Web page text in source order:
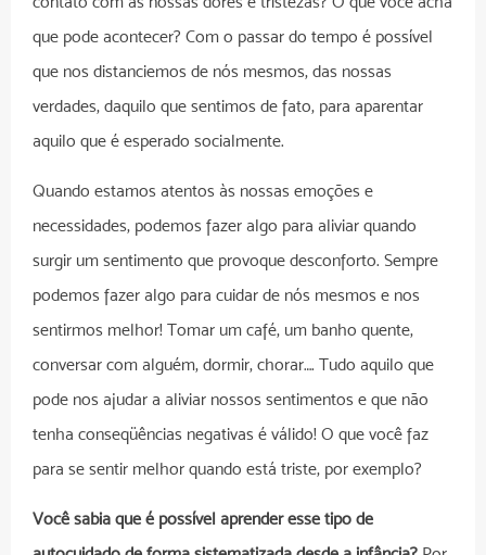
que pode acontecer? Com o passar do tempo é possível
que nos distanciemos de nós mesmos, das nossas
verdades, daquilo que sentimos de fato, para aparentar
aquilo que é esperado socialmente.
Quando estamos atentos às nossas emoções e
necessidades, podemos fazer algo para aliviar quando
surgir um sentimento que provoque desconforto. Sempre
podemos fazer algo para cuidar de nós mesmos e nos
sentirmos melhor! Tomar um café, um banho quente,
conversar com alguém, dormir, chorar…. Tudo aquilo que
pode nos ajudar a aliviar nossos sentimentos e que não
tenha conseqüências negativas é válido! O que você faz
para se sentir melhor quando está triste, por exemplo?
Você sabia que é possível aprender esse tipo de